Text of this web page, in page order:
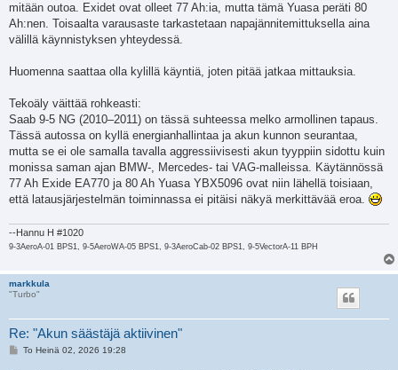
mitään outoa. Exidet ovat olleet 77 Ah:ia, mutta tämä Yuasa peräti 80
Ah:nen. Toisaalta varausaste tarkastetaan napajännitemittuksella aina
välillä käynnistyksen yhteydessä.
Huomenna saattaa olla kylillä käyntiä, joten pitää jatkaa mittauksia.
Tekoäly väittää rohkeasti:
Saab 9-5 NG (2010–2011) on tässä suhteessa melko armollinen tapaus.
Tässä autossa on kyllä energianhallintaa ja akun kunnon seurantaa,
mutta se ei ole samalla tavalla aggressiivisesti akun tyyppiin sidottu kuin
monissa saman ajan BMW-, Mercedes- tai VAG-malleissa. Käytännössä
77 Ah Exide EA770 ja 80 Ah Yuasa YBX5096 ovat niin lähellä toisiaan,
että latausjärjestelmän toiminnassa ei pitäisi näkyä merkittävää eroa.
--Hannu H #1020
9-3AeroA-01 BPS1, 9-5AeroWA-05 BPS1, 9-3AeroCab-02 BPS1, 9-5VectorA-11 BPH
markkula
"Turbo"
Re: "Akun säästäjä aktiivinen"
VTo Heinä 02, 2026 19:28